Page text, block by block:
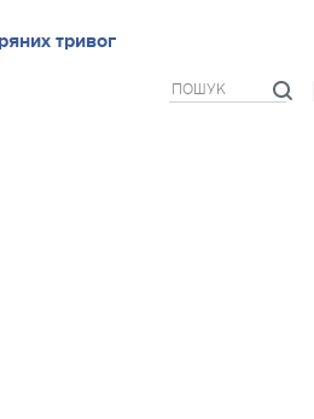
тривог
Блоги